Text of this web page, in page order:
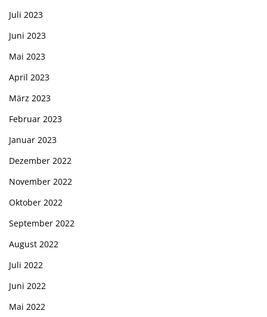
Juli 2023
Juni 2023
Mai 2023
April 2023
März 2023
Februar 2023
Januar 2023
Dezember 2022
November 2022
Oktober 2022
September 2022
August 2022
Juli 2022
Juni 2022
Mai 2022